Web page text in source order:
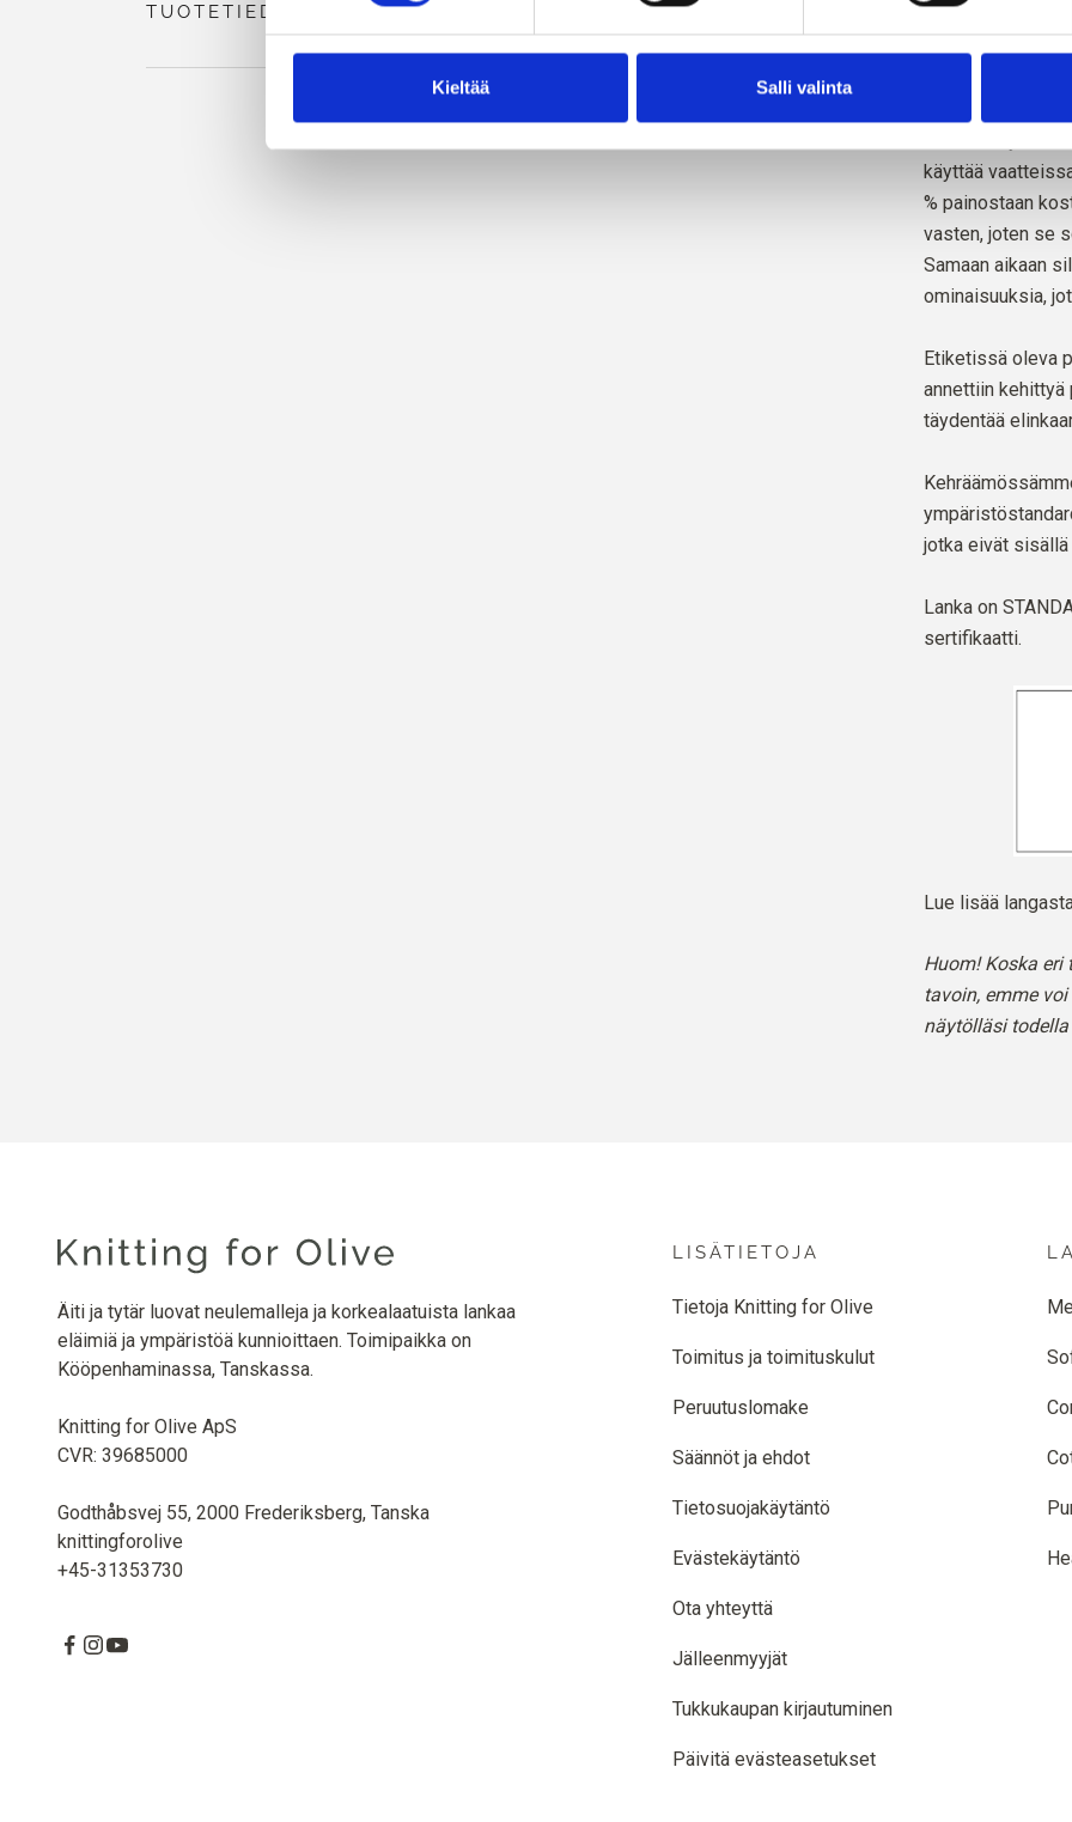
Kieltää Salli valinta
Sen raaka-
koteloista sen
perhosiksi ja
Silkki on hyvin
käyttää
% painostaan
vasten, joten se
Samaan aikaan
ominaisuuksia,
Etiketissä oleva
annettiin
täydentää
jotka eivät
Lanka on
sertifikaatti.
Lue lisää
Huom! Koska
tavoin, emme
näytölläsi
TUOTETIEDOT
Äiti ja tytär luovat neulemalleja ja korkealaatuista lankaa
eläimiä ja ympäristöä kunnioittaen. Toimipaikka on
Kööpenhaminassa, Tanskassa.
Knitting for Olive ApS
CVR: 39685000
Godthåbsvej 55, 2000 Frederiksberg, Tanska
knittingforolive
+45-31353730
LISÄTIETOJA
Tietoja Knitting for Olive
Toimitus ja toimituskulut
Peruutuslomake
Säännöt ja ehdot
Tietosuojakäytäntö
Evästekäytäntö
Ota yhteyttä
Jälleenmyyjät
Tukkukaupan kirjautuminen
Päivitä evästeasetukset